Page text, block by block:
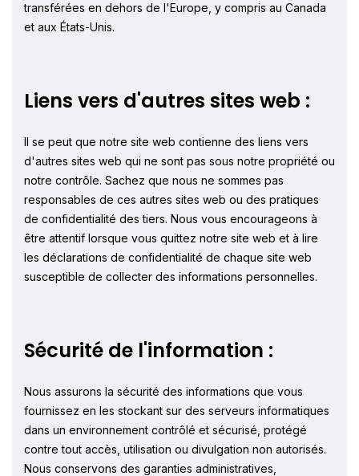
transférées en dehors de l'Europe, y compris au Canada
et aux États-Unis.
Liens vers d'autres sites web :
Il se peut que notre site web contienne des liens vers
d'autres sites web qui ne sont pas sous notre propriété ou
notre contrôle. Sachez que nous ne sommes pas
responsables de ces autres sites web ou des pratiques
de confidentialité des tiers. Nous vous encourageons à
être attentif lorsque vous quittez notre site web et à lire
les déclarations de confidentialité de chaque site web
susceptible de collecter des informations personnelles.
Sécurité de l'information :
Nous assurons la sécurité des informations que vous
fournissez en les stockant sur des serveurs informatiques
dans un environnement contrôlé et sécurisé, protégé
contre tout accès, utilisation ou divulgation non autorisés.
Nous conservons des garanties administratives,